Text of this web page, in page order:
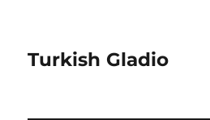
Turkish Gladio